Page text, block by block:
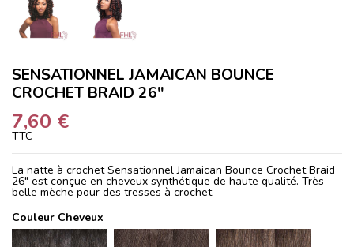
SENSATIONNEL JAMAICAN BOUNCE
CROCHET BRAID 26"
7,60 €
TTC
La natte à crochet Sensationnel Jamaican Bounce Crochet Braid
26" est conçue en cheveux synthétique de haute qualité. Très
belle mèche pour des tresses à crochet.
Couleur Cheveux
1B
2 4